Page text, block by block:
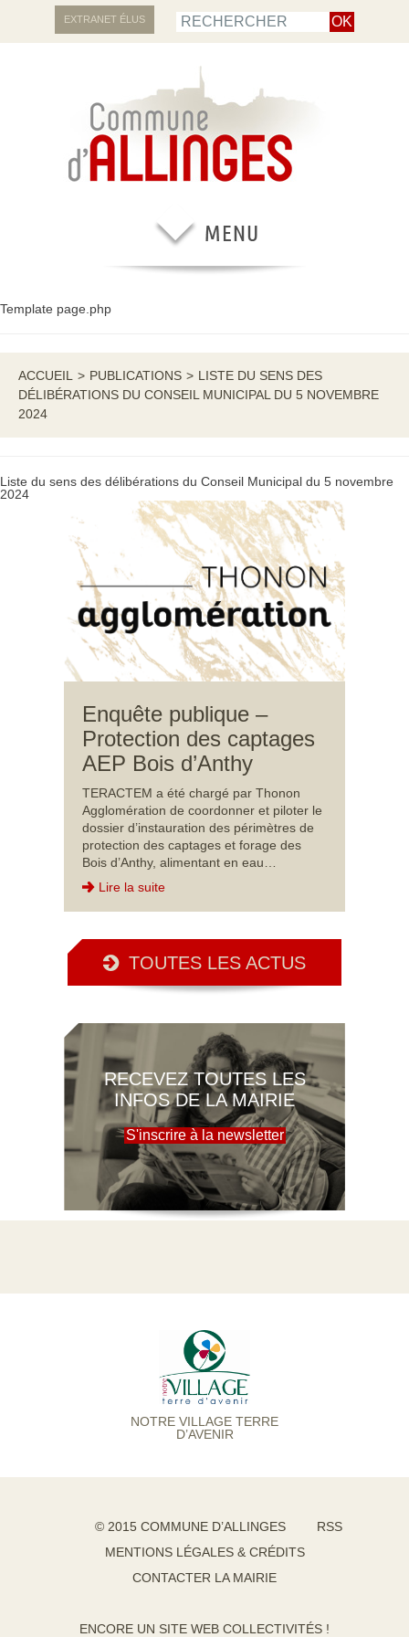
EXTRANET ÉLUS
Template page.php
ACCUEIL > PUBLICATIONS > LISTE DU SENS DES
DÉLIBÉRATIONS DU CONSEIL MUNICIPAL DU 5 NOVEMBRE
2024
Liste du sens des délibérations du Conseil Municipal du 5 novembre
2024
Enquête publique –
Protection des captages
AEP Bois d’Anthy
TERACTEM a été chargé par Thonon
Agglomération de coordonner et piloter le
dossier d’instauration des périmètres de
protection des captages et forage des
Bois d’Anthy, alimentant en eau…
Lire la suite
TOUTES LES ACTUS
RECEVEZ TOUTES LES
INFOS DE LA MAIRIE
S'inscrire à la newsletter
NOTRE VILLAGE TERRE
D’AVENIR
© 2015 COMMUNE D’ALLINGES
RSS
MENTIONS LÉGALES & CRÉDITS
CONTACTER LA MAIRIE
ENCORE UN SITE WEB COLLECTIVITÉS !